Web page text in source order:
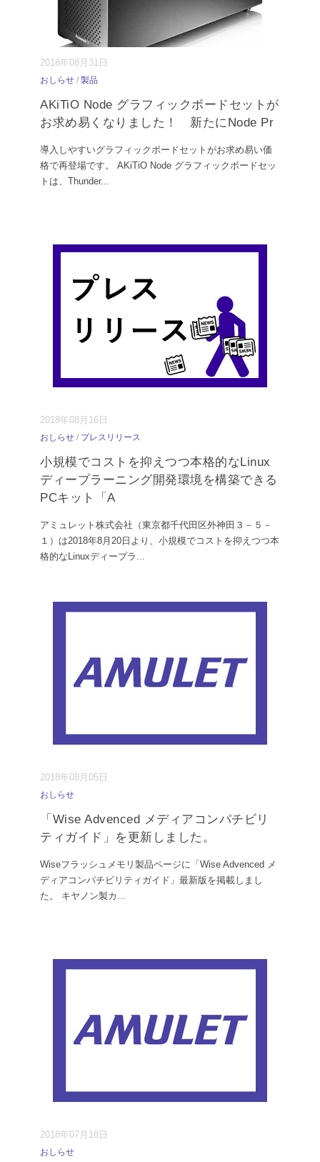
2018年08月31日
おしらせ / 製品
AKiTiO Node グラフィックボードセットが
お求め易くなりました！ 新たにNode Pr
導入しやすいグラフィックボードセットがお求め易い価
格で再登場です。 AKiTiO Node グラフィックボードセッ
トは、Thunder...
2018年08月16日
おしらせ / プレスリリース
小規模でコストを抑えつつ本格的なLinux
ディープラーニング開発環境を構築できる
PCキット「A
アミュレット株式会社（東京都千代田区外神田３－５－
１）は2018年8月20日より、小規模でコストを抑えつつ本
格的なLinuxディープラ ...
2018年08月05日
おしらせ
「Wise Advenced メディアコンパチビリ
ティガイド」を更新しました。
Wiseフラッシュメモリ製品ページに「Wise Advenced メ
ディアコンパチビリティガイド」最新版を掲載しまし
た。 キヤノン製カ ...
2018年07月18日
おしらせ